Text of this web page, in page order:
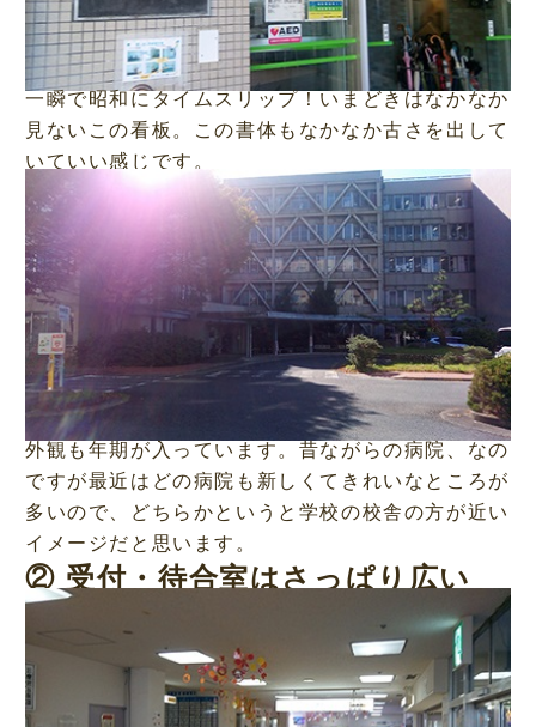
一瞬で昭和にタイムスリップ！いまどきはなかなか
見ないこの看板。この書体もなかなか古さを出して
いていい感じです。
外観も年期が入っています。昔ながらの病院、なの
ですが最近はどの病院も新しくてきれいなところが
多いので、どちらかというと学校の校舎の方が近い
イメージだと思います。
② 受付・待合室はさっぱり広い